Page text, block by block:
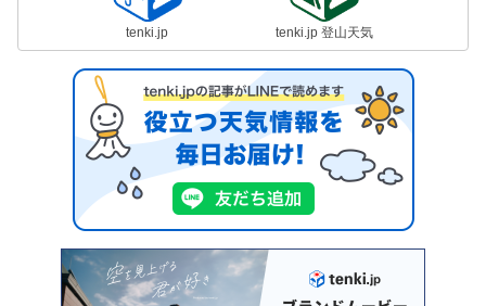
tenki.jp tenki.jp 登山天気